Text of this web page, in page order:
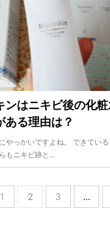
ンはニキビ後の化
ある理由は？
やっかいですよね。 できてい
もニキビ跡と…
1 2 3 …